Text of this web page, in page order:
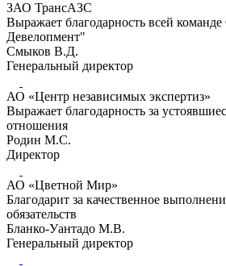
ЗАО ТрансАЗС
Выражает благодарность всей
Девелопмент"
Смыков В.Д.
Генеральный директор
АО «Центр независимых экспертиз»
Выражает благодарность за
отношения
Родин М.С.
Директор
АО «Цветной Мир»
Благодарит за качественное
обязательств
Бланко-Уантадо М.В.
Генеральный директор